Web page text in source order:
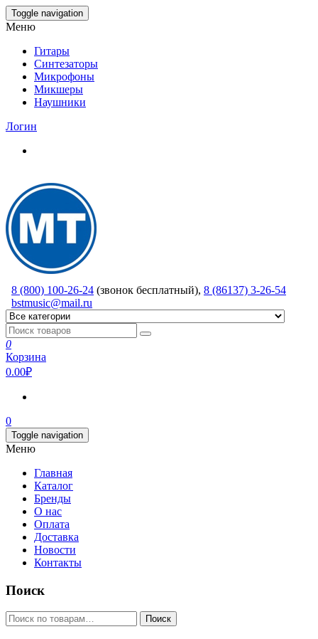
Skip
to
content
Toggle navigation
Меню
Гитары
Синтезаторы
Микрофоны
Микшеры
Наушники
Логин
8 (800) 100-26-24 (звонок бесплатный), 8 (86137) 3-26-54
bstmusic@mail.ru
0
Корзина
0.00₽
0
Toggle navigation
Меню
Главная
Каталог
Бренды
О нас
Оплата
Доставка
Новости
Контакты
Поиск
Искать: Поиск